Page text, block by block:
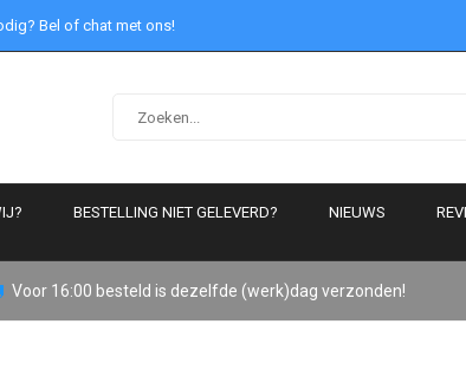
Bel of chat met ons!
BESTELLING NIET GELEVERD? NIEUWS
Voor 16:00 besteld is dezelfde (werk)dag verzonden!